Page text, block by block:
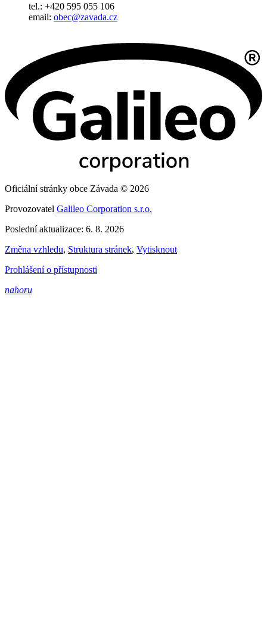
tel.: +420 595 055 106
email: obec@zavada.cz
Oficiální stránky obce Závada © 2026
Provozovatel Galileo Corporation s.r.o.
Poslední aktualizace: 6. 8. 2026
Změna vzhledu, Struktura stránek, Vytisknout
Prohlášení o přístupnosti
nahoru